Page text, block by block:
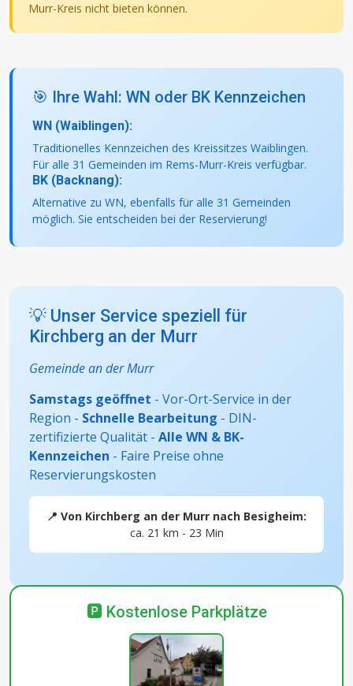
Murr-Kreis nicht bieten können.
🎯 Ihre Wahl: WN oder BK Kennzeichen
WN (Waiblingen):
Traditionelles Kennzeichen des Kreissitzes Waiblingen.
Für alle 31 Gemeinden im Rems-Murr-Kreis verfügbar.
BK (Backnang):
Alternative zu WN, ebenfalls für alle 31 Gemeinden
möglich. Sie entscheiden bei der Reservierung!
💡 Unser Service speziell für
Kirchberg an der Murr
Gemeinde an der Murr
Samstags geöffnet - Vor-Ort-Service in der
Region - Schnelle Bearbeitung - DIN-
zertifizierte Qualität - Alle WN & BK-
Kennzeichen - Faire Preise ohne
Reservierungskosten
📍 Von Kirchberg an der Murr nach Besigheim:
ca. 21 km - 23 Min
🅿️ Kostenlose Parkplätze